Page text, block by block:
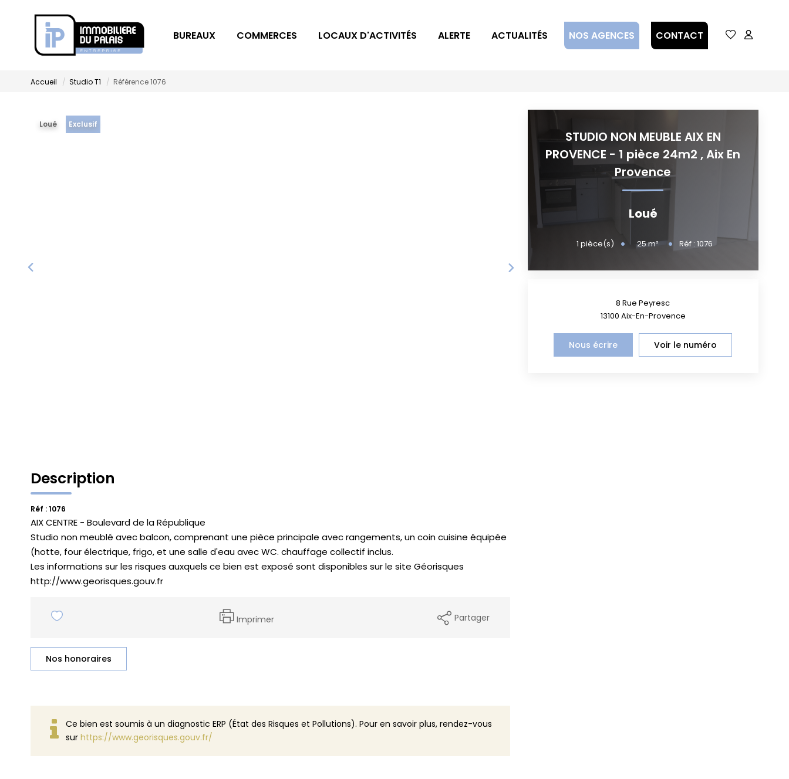
BUREAUX COMMERCES LOCAUX D'ACTIVITÉS ALERTE ACTUALITÉS NOS AGENCES CONTACT
Accueil Studio T1 Référence 1076
Loué Exclusif
Description
Réf : 1076
AIX CENTRE - Boulevard de la République
Studio non meublé avec balcon, comprenant une pièce principale avec rangements, un coin cuisine équipée
(hotte, four électrique, frigo, et une salle d'eau avec WC. chauffage collectif inclus.
Les informations sur les risques auxquels ce bien est exposé sont disponibles sur le site Géorisques
http://www.georisques.gouv.fr
Imprimer Partager
Nos honoraires
Ce bien est soumis à un diagnostic ERP (État des Risques et Pollutions). Pour en savoir plus, rendez-vous
sur https://www.georisques.gouv.fr/
STUDIO NON MEUBLE AIX EN
PROVENCE - 1 pièce 24m2 ,Aix En
Provence
Loué
1pièce(s) 25m² Réf :1076
8 Rue Peyresc
13100 Aix-En-Provence
Nous écrire Voir le numéro